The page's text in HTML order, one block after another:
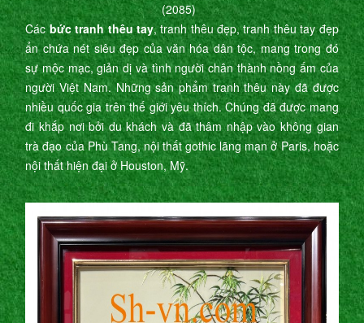
(2085)
Cácbức tranh thêu tay, tranh thêu đẹp, tranh thêu tay đẹp
ẩn chứa nét siêu đẹp của văn hóa dân tộc, mang trong đó
sự mộc mạc, giản dị và tình người chân thành nồng ấm của
người Việt Nam. Những sản phẩm tranh thêu này đã được
nhiều quốc gia trên thế giới yêu thích. Chúng đã được mang
đi khắp nơi bởi du khách và đã thâm nhập vào không gian
trà đạo của Phù Tang, nội thất gothic lãng mạn ở Paris, hoặc
nội thất hiện đại ở Houston, Mỹ.